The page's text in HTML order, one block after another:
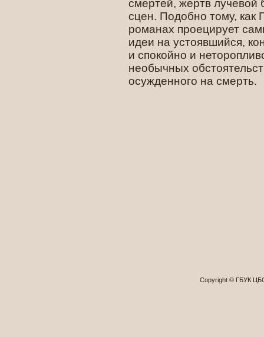
смертей, жертв лучевой
сцен. Подобно тому, как
романах проецирует
идеи на устоявшийся,
и спокойно и
необычных
осужденного на смерть.
Copyright © ГБУК